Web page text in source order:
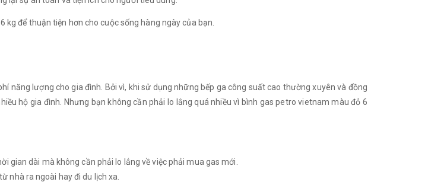
kg để thuận tiện hơn cho cuộc sống hàng ngày của bạn.
năng lượng cho gia đình. Bởi vì, khi sử dụng những bếp ga công suất cao thường xuyên và đồng
hộ gia đình. Nhưng bạn không cần phải lo lắng quá nhiều vì bình gas petro vietnam màu đỏ 6
gian dài mà không cần phải lo lắng về việc phải mua gas mới.
nhà ra ngoài hay đi du lịch xa.